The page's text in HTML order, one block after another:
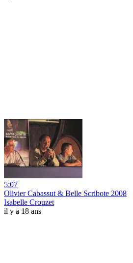
5:07
Olivier Cabassut & Belle Scribote 2008
Isabelle Crouzet
il y a 18 ans